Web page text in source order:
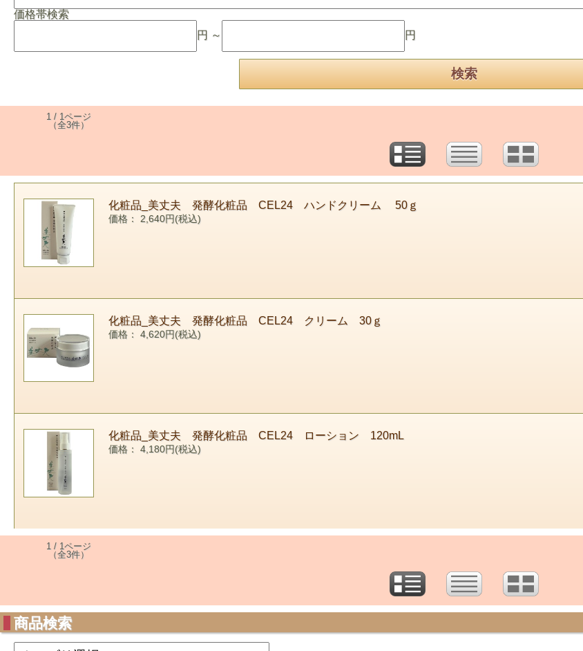
価格帯検索
円 ～
円
1 / 1ページ
（全3件）
化粧品_美丈夫 発酵化粧品 CEL24 ハンドクリーム 50ｇ
価格： 2,640円(税込)
化粧品_美丈夫 発酵化粧品 CEL24 クリーム 30ｇ
価格： 4,620円(税込)
化粧品_美丈夫 発酵化粧品 CEL24 ローション 120mL
価格： 4,180円(税込)
1 / 1ページ
（全3件）
商品検索